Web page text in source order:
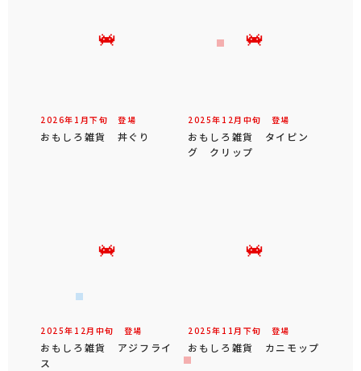
2026年 1 月下旬 登場
おもしろ雑貨 丼ぐり
2025年 12 月 中旬 登場
おもしろ雑貨 タイピン
グ クリップ
2025年 12 月 中旬 登場
おもしろ雑貨 アジフライ
ス
2025年 11 月 下旬 登場
おもしろ雑貨 カニモップ